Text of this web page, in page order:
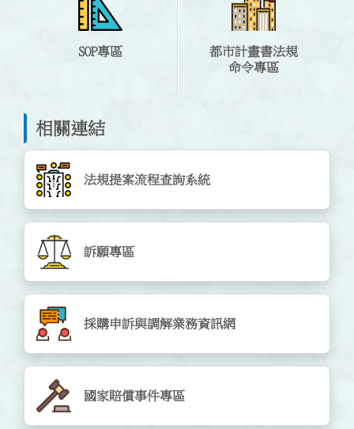
SOP專區
都市計畫書法規
命令專區
相關連結
法規提案流程查詢系統
訴願專區
採購申訴與調解業務資訊網
國家賠償事件專區